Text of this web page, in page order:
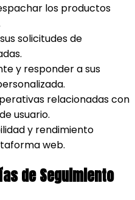
los productos
solicitudes de
y responder a sus
relacionadas con
usuario.
y rendimiento
web.
de Seguimiento